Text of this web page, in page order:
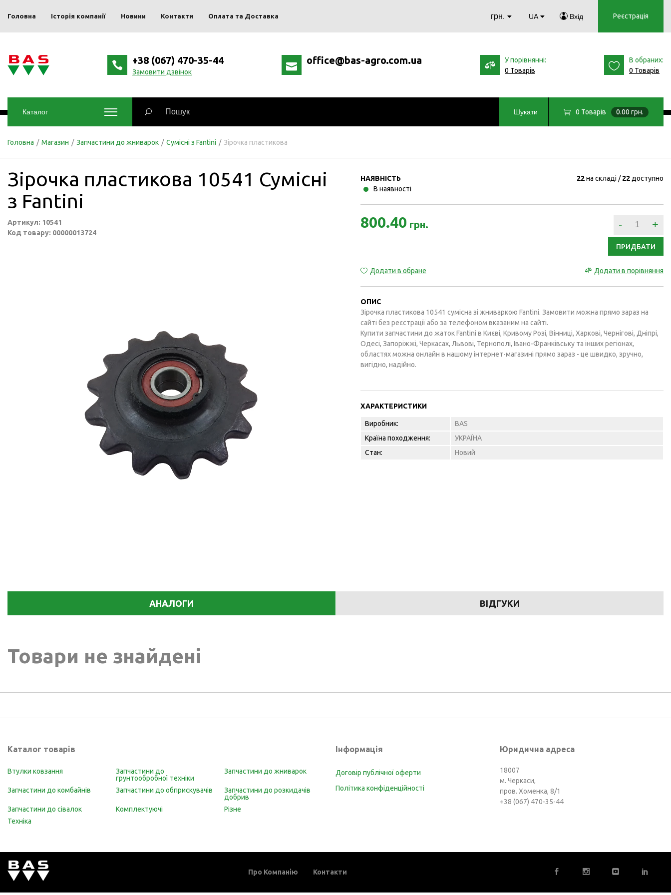
Головна Історія компанії Новини Контакти Оплата та Доставка грн. UA Вхід Реєстрація
+38 (067) 470-35-44
Замовити дзвінок
office@bas-agro.com.ua
У порівнянні:
0 Товарів
В обраних:
0 Товарів
Каталог Шукати 0 Товарів 0.00 грн.
Головна / Магазин / Запчастини до жниварок / Сумісні з Fantini / Зірочка пластикова
Зірочка пластикова 10541 Сумісні
з Fantini
Артикул: 10541
Код товару: 00000013724
НАЯВНІСТЬ
В наявності
22на складі 22 доступно
800.40 грн. - +
ПРИДБАТИ
Додати в обране Додати в порівняння
ОПИС
Зірочка пластикова 10541 сумісна зі жниваркою Fantini. Замовити можна прямо зараз на
сайті без реєстрації або за телефоном вказаним на сайті.
Купити запчастини до жаток Fantini в Києві, Кривому Розі, Вінниці, Харкові, Чернігові, Дніпрі,
Одесі, Запоріжжі, Черкасах, Львові, Тернополі, Івано-Франківську та інших регіонах,
областях можна онлайн в нашому інтернет-магазині прямо зараз - це швидко, зручно,
вигідно, надійно.
ХАРАКТЕРИСТИКИ
Виробник:
BAS
Країна походження:
УКРАЇНА
Стан:
Новий
АНАЛОГИ ВІДГУКИ
Товари не знайдені
Каталог товарів
Втулки ковзання
Запчастини до
грунтообробної техніки
Запчастини до жниварок
Запчастини до комбайнів Запчастини до обприскувачів
Запчастини до розкидачів
добрив
Запчастини до сівалок
Комплектуючі
Різне
Техніка
Інформація
Договір публічної оферти
Політика конфіденційності
Юридична адреса
18007
м. Черкаси,
пров. Хоменка, 8/1
+38 (067) 470-35-44
Про Компанію Контакти